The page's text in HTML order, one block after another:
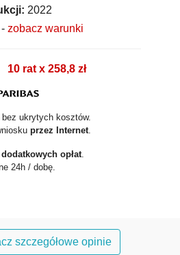
2022
zobacz warunki
10 rat x 258,8 zł
ukrytych kosztów.
przez Internet
dodatkowych opłat
24h / dobę.
szczegółowe opinie